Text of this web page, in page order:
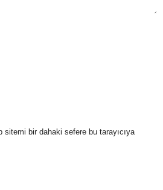
sitemi bir dahaki sefere bu tarayıcıya